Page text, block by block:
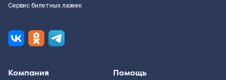
Сервис билетных лазеек
Компания Помощь